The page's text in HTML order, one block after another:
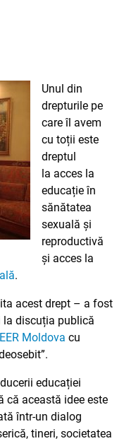
MEDIA
RAPORT ANUAL
EDUCAȚIA SEXUALĂ
DREPTURI SEXUALE
PUBLICAȚII
Unul din
drepturile pe
care îl avem
cu toții este
dreptul
la acces la
educație în
sănătatea
sexuală și
reproductivă
și acces la
.
acest drept – a fost
discuția publică
Moldova cu
educației
că această idee este
într-un dialog
tineri, societatea